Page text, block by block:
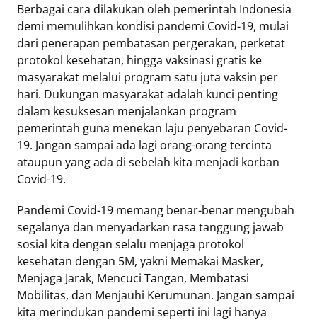
Berbagai cara dilakukan oleh pemerintah Indonesia
demi memulihkan kondisi pandemi Covid-19, mulai
dari penerapan pembatasan pergerakan, perketat
protokol kesehatan, hingga vaksinasi gratis ke
masyarakat melalui program satu juta vaksin per
hari. Dukungan masyarakat adalah kunci penting
dalam kesuksesan menjalankan program
pemerintah guna menekan laju penyebaran Covid-
19. Jangan sampai ada lagi orang-orang tercinta
ataupun yang ada di sebelah kita menjadi korban
Covid-19.
Pandemi Covid-19 memang benar-benar mengubah
segalanya dan menyadarkan rasa tanggung jawab
sosial kita dengan selalu menjaga protokol
kesehatan dengan 5M, yakni Memakai Masker,
Menjaga Jarak, Mencuci Tangan, Membatasi
Mobilitas, dan Menjauhi Kerumunan. Jangan sampai
kita merindukan pandemi seperti ini lagi hanya